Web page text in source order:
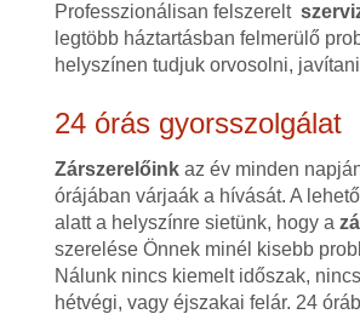
Professzionálisan felszerelt
legtöbb háztartásban felmerülő
helyszínen tudjuk orvosolni,
24 órás gyorsszolgálat
Zárszerelőinkaz év minden
órájában várjaák a hívását. A
alatt a helyszínre sietünk, hogy a
szerelése Önnek minél kisebb
Nálunk nincs kiemelt időszak,
hétvégi, vagy éjszakai felár. 24